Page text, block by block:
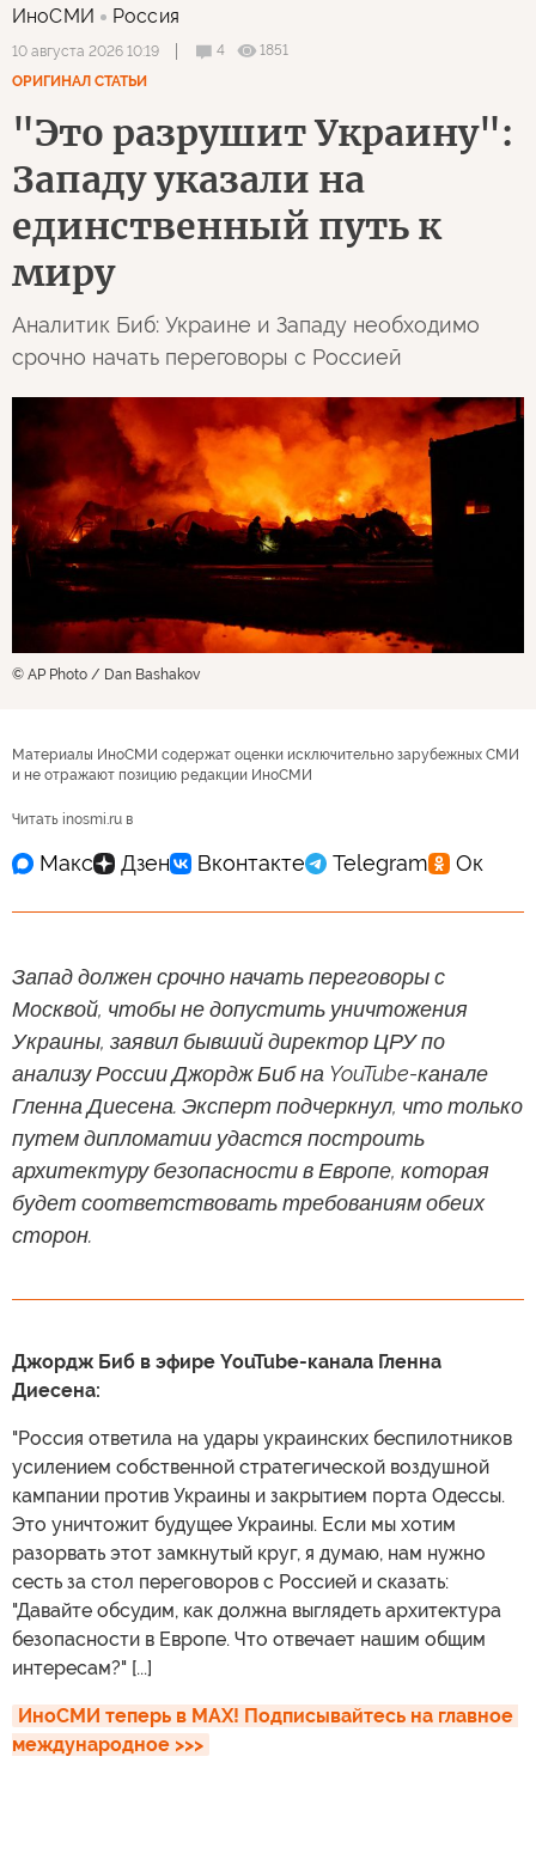
ИноСМИ Россия
10 августа 2026 10:19 4
1851
ОРИГИНАЛ СТАТЬИ
"Это разрушит Украину":
Западу указали на
единственный путь к
миру
Аналитик Биб: Украине и Западу необходимо
срочно начать переговоры с Россией
© AP Photo / Dan Bashakov
Материалы ИноСМИ содержат оценки исключительно зарубежных СМИ
и не отражают позицию редакции ИноСМИ
Читать inosmi.ru в
Запад должен срочно начать переговоры с
Москвой, чтобы не допустить уничтожения
Украины, заявил бывший директор ЦРУ по
анализу России Джордж Биб на YouTube-канале
Гленна Диесена. Эксперт подчеркнул, что только
путем дипломатии удастся построить
архитектуру безопасности в Европе, которая
будет соответствовать требованиям обеих
сторон.
Джордж Биб в эфире YouTube-канала Гленна
Диесена:
"Россия ответила на удары украинских беспилотников
усилением собственной стратегической воздушной
кампании против Украины и закрытием порта Одессы.
Это уничтожит будущее Украины. Если мы хотим
разорвать этот замкнутый круг, я думаю, нам нужно
сесть за стол переговоров с Россией и сказать:
"Давайте обсудим, как должна выглядеть архитектура
безопасности в Европе. Что отвечает нашим общим
интересам?" [...]
ИноСМИ теперь в MAX! Подписывайтесь на главное
международное >>>